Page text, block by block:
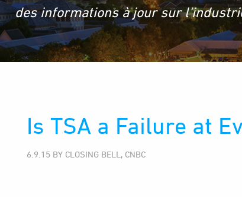
des informations à jour sur
Is TSA a Failure at
6.9.15 BY CLOSING BELL, CNBC